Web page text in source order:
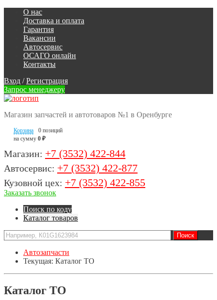
О нас
Доставка и оплата
Гарантия
Вакансии
Автосервис
ОСАГО онлайн
Контакты
Вход / Регистрация
Запрос менеджеру
Магазин запчастей и автотоваров №1 в Оренбурге
Корзина
0 позиций
на сумму 0 ₽
Магазин: +7 (3532) 422-844
Автосервис: +7 (3532) 422-877
Кузовной цех: +7 (3532) 422-855
Заказать звонок
Поиск по коду
Каталог товаров
Автозапчасти
Текущая: Каталог ТО
Каталог ТО